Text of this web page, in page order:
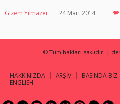
Gizem Yılmazer 24 Mart 2014
© Tüm hakları saklıdır. |
HAKKIMIZDA ARŞİV BASINDA BİZ
ENGLISH